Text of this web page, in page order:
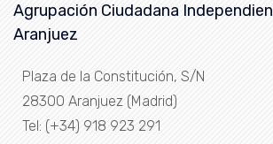
Agrupación Ciudadana
Aranjuez
Plaza de la Constitución, S/N
28300 Aranjuez (Madrid)
Tel: (+34) 918 923 291